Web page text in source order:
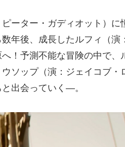
ーター・ガディオット）に
年後、成長したルフィ（演
！予測不能な冒険の中で、
ソップ（演：ジェイコブ・
出会っていく―。